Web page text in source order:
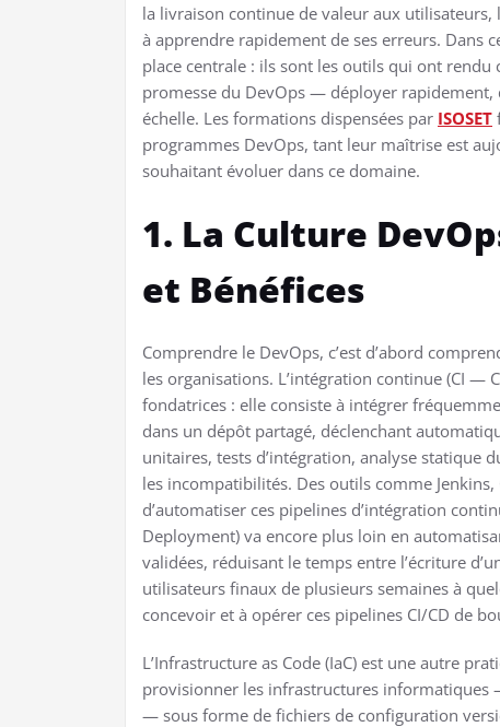
la livraison continue de valeur aux utilisateurs,
à apprendre rapidement de ses erreurs. Dans
place centrale : ils sont les outils qui ont rendu
promesse du DevOps — déployer
échelle. Les formations dispensées par ISOSET
programmes DevOps, tant leur maîtrise est
souhaitant évoluer dans ce domaine.
1. La Culture
et Bénéfices
Comprendre le DevOps, c’est d’abord
les organisations. L’intégration continue (CI —
fondatrices : elle consiste à intégrer
dans un dépôt partagé, déclenchant
unitaires, tests d’intégration, analyse statique
les incompatibilités. Des outils comme
d’automatiser ces pipelines d’intégration
Deployment) va encore plus loin en
validées, réduisant le temps entre l’écriture
utilisateurs finaux de plusieurs semaines à
concevoir et à opérer ces pipelines CI/CD de
L’Infrastructure as Code (IaC) est une autre
provisionner les infrastructures informatiques
— sous forme de fichiers de configuration